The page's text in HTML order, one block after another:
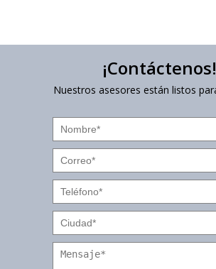
¡Contáctenos!
Nuestros asesores están listos